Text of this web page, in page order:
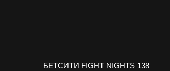
БЕТСИТИ FIGHT NIGHTS 138